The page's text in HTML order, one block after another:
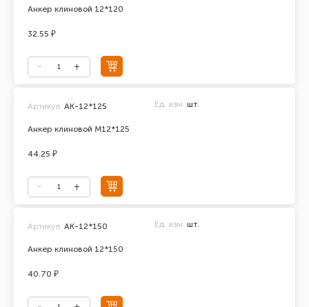
Анкер клиновой 12*120
32.55 ₽
Анкер клиновой М12*125
Артикул: АК-12*125 Ед. изм. шт.
44.25 ₽
Анкер клиновой 12*150
Артикул: АК-12*150 Ед. изм. шт.
40.70 ₽